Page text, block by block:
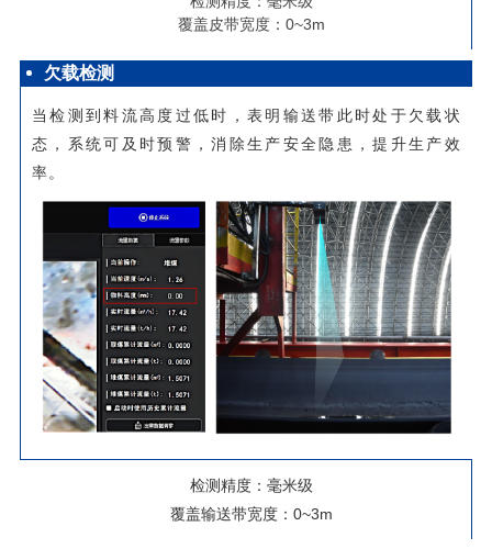
覆盖皮带宽度：0~3m
欠载检测
当检测到料流高度过低时，表明输送带此时处于欠载状
态，系统可及时预警，消除生产安全隐患，提升生产效
率。
检测精度：毫米级
覆盖输送带宽度：0~3m